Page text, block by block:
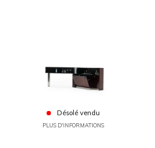
Désolé vendu
PLUS D'INFORMATIONS